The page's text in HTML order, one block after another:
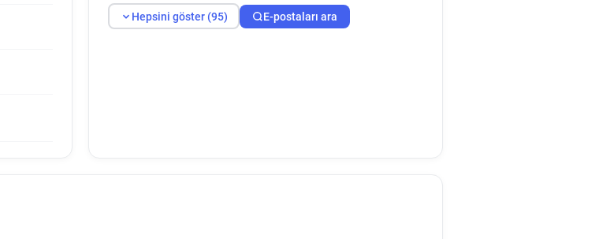
u*******@tgifridays.co.uk
x*********@tgifridays.co.uk
n*****@tgifridays.co.uk
z********@tgifridays.co.uk
Hepsini göster (95) E-postaları ara